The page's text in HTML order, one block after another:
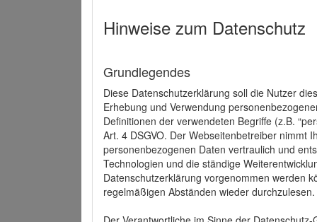
Hinweise zum Datenschutz
Grundlegendes
Diese Datenschutzerklärung soll die Nutzer
Erhebung und Verwendung
Definitionen der verwendeten Begriffe (z.B.
Art. 4 DSGVO. Der Webseitenbetreiber nimmt
personenbezogenen Daten vertraulich und
Technologien und die ständige
Datenschutzerklärung vorgenommen werden
regelmäßigen Abständen wieder durchzulesen.